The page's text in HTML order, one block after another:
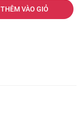
THÊM VÀO GIỎ